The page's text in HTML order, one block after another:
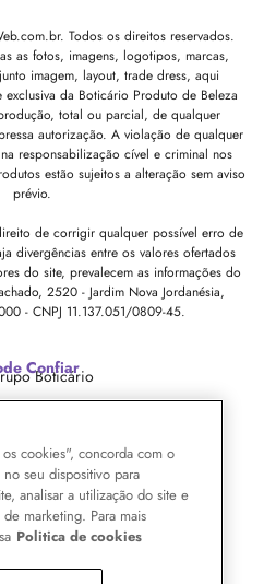
Todos os direitos reservados.
as fotos, imagens, logotipos, marcas,
imagem, layout, trade dress, aqui
da Boticário Produto de Beleza
total ou parcial, de qualquer
autorização. A violação de qualquer
responsabilização cível e criminal nos
estão sujeitos a alteração sem aviso
prévio.
de corrigir qualquer possível erro de
divergências entre os valores ofertados
do site, prevalecem as informações do
2520 - Jardim Nova Jordanésia,
- CNPJ 11.137.051/0809-45.
Confiar
cookies", concorda com o
seu dispositivo para
analisar a utilização do site e
marketing. Para mais
Politica de cookies